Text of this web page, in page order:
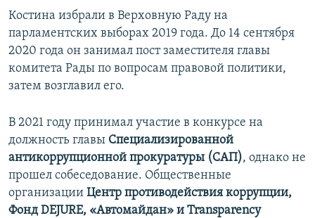
Костина избрали в Верховную Раду на
парламентских выборах 2019 года. До 14 сентября
2020 года он занимал пост заместителя главы
комитета Рады по вопросам правовой политики,
затем возглавил его.
В 2021 году принимал участие в конкурсе на
должность главы Специализированной
антикоррупционной прокуратуры (САП), однако не
прошел собеседование. Общественные
организации Центр противодействия коррупции,
Фонд DEJURE, «Автомайдан» и Transparency